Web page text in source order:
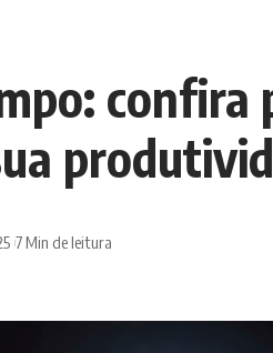
confira
7 Min de leitura